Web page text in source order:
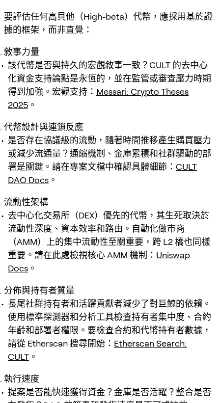
要評估任何高貝他（High-beta）代幣，應採用基於證
據的框架，而非直覺：
敘事力量
該代幣是否與持久的宏觀敘事一致？CULT 的去中心
化資金支持論點是永恆的，並在監管或審查壓力時期
得到加強。宏觀支持： Messari: Crypto Theses
2025 。
代幣設計與連鎖反應
是否存在協議級的流動，隨著時間推移產生購買壓力
或減少流通量？通縮機制、金庫累積和社群驅動的部
署是關鍵。請在專案文檔中確認具體細節： CULT
DAO Docs 。
流動性架構
去中心化交易所（DEX）優先的代幣，其生死取決於
流動性深度、資本效率和路由。自動化做市商
（AMM）上的集中流動性至關重要，跨 L2 橋也同樣
重要。請在此處檢視核心 AMM 機制： Uniswap
Docs 。
分佈與持有者質量
長尾社群持有者和活躍貢獻者減少了對巨鯨的依賴。
使用標準探測器和分析工具檢查持有者集中度、合約
年齡和部署者權限。要檢查合約和代幣持有者數據，
請從 Etherscan 搜尋開始： Etherscan Search:
CULT 。
執行速度
提案是否能快速獲得資金？金庫是否活躍？整合是否